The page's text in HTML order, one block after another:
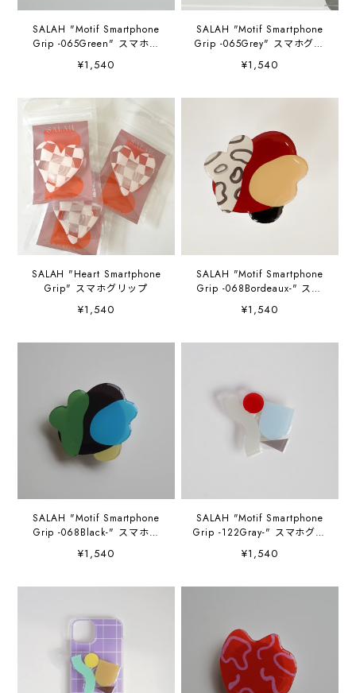
SALAH "Motif Smartphone
Grip -065Green" スマホグ
リップ
¥1,540
SALAH "Motif Smartphone
Grip -065Grey" スマホグリ
ップ
¥1,540
SALAH "Heart Smartphone
Grip" スマホグリップ
¥1,540
SALAH "Motif Smartphone
Grip -068Bordeaux-" スマ
ホグリップ
¥1,540
SALAH "Motif Smartphone
Grip -068Black-" スマホグ
リップ
¥1,540
SALAH "Motif Smartphone
Grip -122Gray-" スマホグリ
ップ
¥1,540